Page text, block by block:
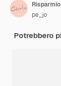
pe_jo
Potrebbero